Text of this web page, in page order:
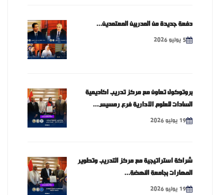
دفعة جديدة من المدربين المعتمدين...
5 يوليو 2026
بروتوكول تعاون مع مركز تدريب اكاديمية
السادات للعلوم الادارية فرع رمسيس...
19 يوليو 2026
شراكة استراتيجية مع مركز التدريب وتطوير
المهارات بجامعة النهضة...
19 يوليو 2026